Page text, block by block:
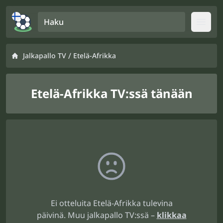
Jalkapallo TV / Etelä-Afrikka
Etelä-Afrikka TV:ssä tänään
Ei otteluita Etelä-Afrikka tulevina
päivinä. Muu jalkapallo TV:ssä – klikkaa